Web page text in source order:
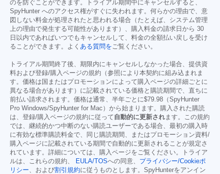
のを防ぐことができます。トライアル期間中にキャンセルすると、
SpyHunter へのアクセス権がすぐに失われます。何らかの理由で、意
図しない料金が処理されたと思われる場合（たとえば、システム管理
上の理由で発生する可能性があります）、購入料金の請求日から 30
日以内であればいつでもキャンセルして、料金の全額払い戻しを受け
ることができます。よく ある質問をご覧ください。
トライアル期間終了後、期限内にキャンセルしなかった場合、提供資
料および登録/購入ページの規約（参照により本契約に組み込まれま
す。価格は国またはプロモーションによって購入ページの詳細ごとに
異なる場合があります）に記載されている価格と購読期間で、直ちに
前払い請求されます。価格は通常、半年ごとに$79.98 （SpyHunter
Pro Windows/SpyHunter for Mac）から始まります。購入された購読
は、登録/購入ページの規約に従って 自動的に更新されます。この規約
では、継続的かつ中断のない購読ユーザーである場合、最初の購入時
に有効な標準購読料金で、同じ購読期間、またはプロモーション資料/
購入ページに記載されている期間で自動的に更新されることが規定さ
れています。詳細については、購入ページをご覧ください。トライア
ルは、これらの規約、
EULA/TOSへの同意、 プライバシー/Cookieポ
リシー、および割引規約に従うものとします。SpyHunterをアンイン